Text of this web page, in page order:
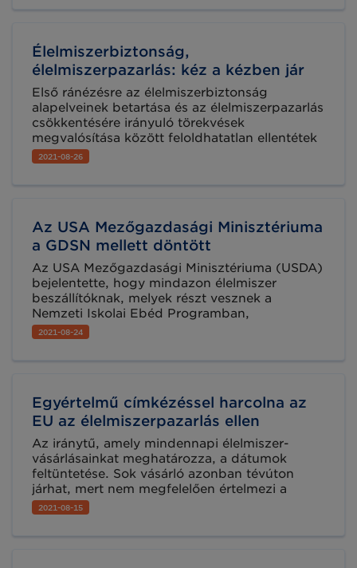
baromfihúshoz és abból készült termékekhez,
takarmányokhoz, valamint gabona- és
sütőipari termékekhez kapcsolódott.
Élelmiszerbiztonság,
élelmiszerpazarlás: kéz a kézben jár
Első ránézésre az élelmiszerbiztonság
alapelveinek betartása és az élelmiszerpazarlás
csökkentésére irányuló törekvések
megvalósítása között feloldhatatlan ellentétek
húzódnak. Az élelmiszerbiztonsági tanácsok
betarthatatlanul szigorúnak tűnhetnek, a
hasonlóságot találunk. Az Élelmiszerbiztonság
Világnapja jó alkalmat kínál arra, hogy
szemügyre vegyük, melyek a két terület közös
pontjai.
2021-08-26
Az USA Mezőgazdasági Minisztériuma
a GDSN mellett döntött
Az USA Mezőgazdasági Minisztériuma (USDA)
bejelentette, hogy mindazon élelmiszer
beszállítóknak, melyek részt vesznek a
Nemzeti Iskolai Ebéd Programban,
meghatározott élelmiszerek kapcsán adatokat
kell szolgáltatniuk a GS1 Globális
2021-08-24
Egyértelmű címkézéssel harcolna az
EU az élelmiszerpazarlás ellen
Az iránytű, amely mindennapi élelmiszer-
vásárlásainkat meghatározza, a dátumok
feltüntetése. Sok vásárló azonban tévúton
járhat, mert nem megfelelően értelmezi a
„felhasználhatóság” fogalmát, vagy az ún.
„best before” megjelölést, ami nem jelenti azt,
2021-08-15